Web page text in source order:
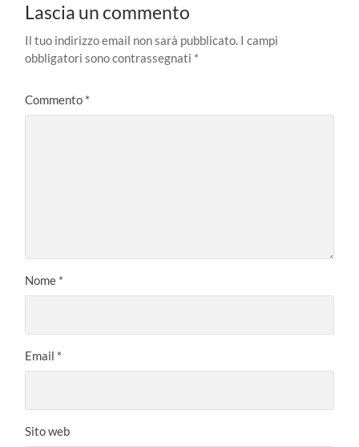
Lascia un commento
Il tuo indirizzo email non sarà pubblicato. I campi
obbligatori sono contrassegnati *
Commento *
Nome *
Email *
Sito web